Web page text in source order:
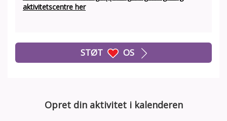
aktivitetscentre her
STØT OS
Opret din aktivitet i kalenderen